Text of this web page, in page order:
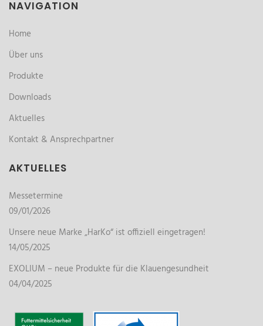
NAVIGATION
Home
Über uns
Produkte
Downloads
Aktuelles
Kontakt & Ansprechpartner
AKTUELLES
Messetermine
09/01/2026
Unsere neue Marke „HarKo“ ist offiziell eingetragen!
14/05/2025
EXOLIUM – neue Produkte für die Klauengesundheit
04/04/2025